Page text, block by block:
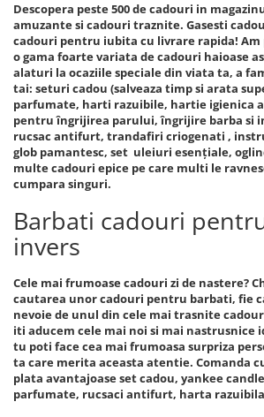
Descopera peste 500 de cadouri in
amuzante si cadouri traznite. Gasesti
cadouri pentru iubita cu livrare rapida!
o gama foarte variata de cadouri haioase
alaturi la ocaziile speciale din viata ta, a
tai: seturi cadou (salveaza timp si arata
parfumate, harti razuibile, hartie igienica
pentru îngrijirea parului, îngrijire barba si
rucsac antifurt, trandafiri criogenati ,
glob pamantesc, set uleiuri esențiale,
multe cadouri epice pe care multi le
cumpara singuri.
Barbati cadouri
invers
Cele mai frumoase cadouri zi de nastere?
cautarea unor cadouri pentru barbati, fie
nevoie de unul din cele mai trasnite
iti aducem cele mai noi si mai nastrusnice
tu poti face cea mai frumoasa surpriza
ta care merita aceasta atentie. Comanda
plata avantajoase set cadou, yankee
parfumate, rucsaci antifurt, harta